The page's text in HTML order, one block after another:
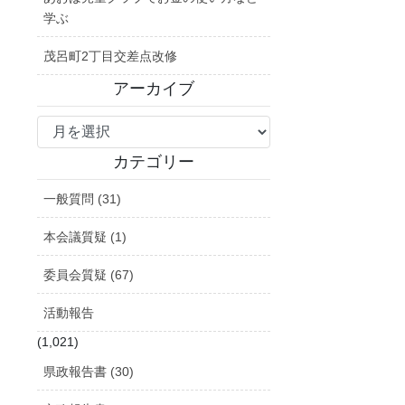
学ぶ
茂呂町2丁目交差点改修
アーカイブ
ア
イ
ブ
カテゴリー
一般質問 (31)
本会議質疑 (1)
委員会質疑 (67)
活動報告
(1,021)
県政報告書 (30)